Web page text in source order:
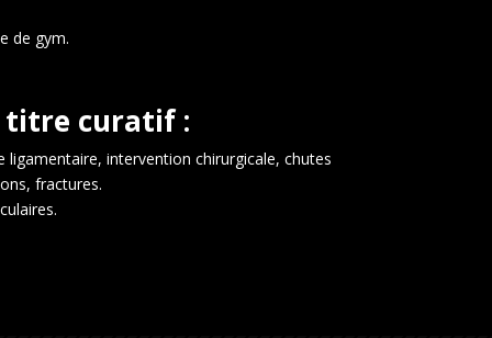
de gym.
titre curatif :
ligamentaire, intervention chirurgicale, chutes
fractures.